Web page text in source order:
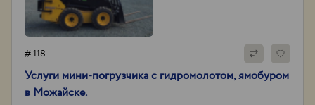
# 118
Услуги мини-погрузчика с гидромолотом, ямобуром
в Можайске.